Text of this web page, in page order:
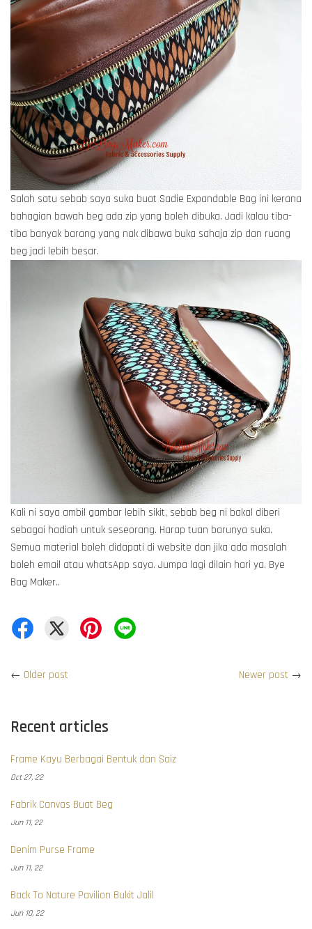
Salah satu sebab saya suka buat Sadie Expandable Bag ini kerana
bahagian bawah beg ada zip yang boleh dibuka. Jadi kalau tiba-
tiba banyak barang yang nak dibawa buka sahaja zip dan ruang
beg jadi lebih besar.
Kali ni saya ambil gambar lebih sikit, sebab beg ni bakal diberi
sebagai hadiah untuk seseorang. Harap tuan barunya suka.
Semua material boleh didapati di website dan jika ada masalah
boleh email atau whatsApp saya. Jumpa lagi dilain hari ya. Bye
Bag Maker..
← Older post Newer post →
Recent articles
Frame Kayu Berbagai Bentuk dan Saiz
Oct 27, 22
Fabrik Canvas Buat Beg
Jun 11, 22
Denim Purse Frame
Jun 11, 22
Back To Nature Pavilion Bukit Jalil
Jun 10, 22